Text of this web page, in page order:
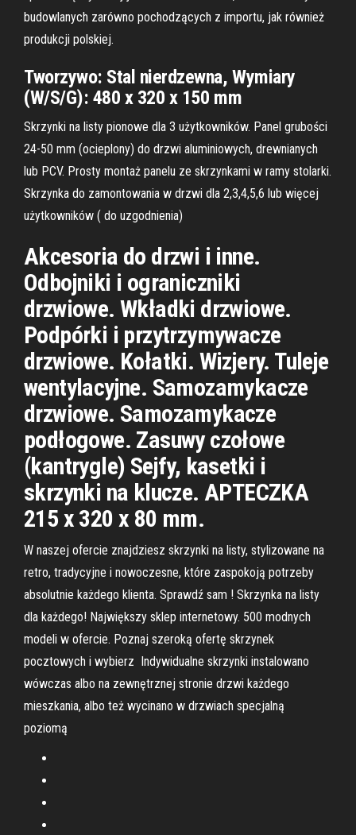
budowlanych zarówno pochodzących z importu, jak również
produkcji polskiej.
Tworzywo: Stal nierdzewna, Wymiary
(W/S/G): 480 x 320 x 150 mm
Skrzynki na listy pionowe dla 3 użytkowników. Panel grubości
24-50 mm (ocieplony) do drzwi aluminiowych, drewnianych
lub PCV. Prosty montaż panelu ze skrzynkami w ramy stolarki.
Skrzynka do zamontowania w drzwi dla 2,3,4,5,6 lub więcej
użytkowników ( do uzgodnienia)
Akcesoria do drzwi i inne.
Odbojniki i ograniczniki
drzwiowe. Wkładki drzwiowe.
Podpórki i przytrzymywacze
drzwiowe. Kołatki. Wizjery. Tuleje
wentylacyjne. Samozamykacze
drzwiowe. Samozamykacze
podłogowe. Zasuwy czołowe
(kantrygle) Sejfy, kasetki i
skrzynki na klucze. APTECZKA
215 x 320 x 80 mm.
W naszej ofercie znajdziesz skrzynki na listy, stylizowane na
retro, tradycyjne i nowoczesne, które zaspokoją potrzeby
absolutnie każdego klienta. Sprawdź sam ! Skrzynka na listy
dla każdego! Największy sklep internetowy. 500 modnych
modeli w ofercie. Poznaj szeroką ofertę skrzynek
pocztowych i wybierz Indywidualne skrzynki instalowano
wówczas albo na zewnętrznej stronie drzwi każdego
mieszkania, albo też wycinano w drzwiach specjalną
poziomą